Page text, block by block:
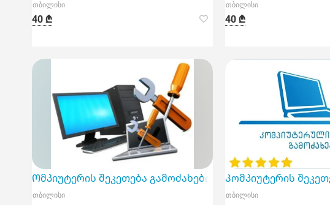
თბილისი
40 ₾
თბილისი
40 ₾
Ომპიუტერის შეკეთება გამოძახებით
თბილისი
Კომპიუტერის
თბილისი